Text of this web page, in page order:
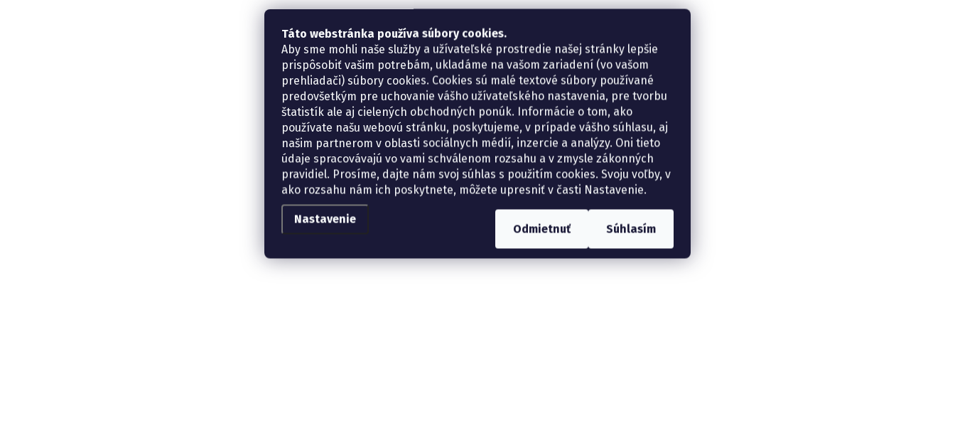
Táto webstránka používa súbory cookies.
Aby sme mohli naše služby a užívateľské prostredie našej stránky lepšie
prispôsobiť vašim potrebám, ukladáme na vašom zariadení (vo vašom
prehliadači) súbory cookies. Cookies sú malé textové súbory používané
predovšetkým pre uchovanie vášho užívateľského nastavenia, pre tvorbu
štatistík ale aj cielených obchodných ponúk. Informácie o tom, ako
používate našu webovú stránku, poskytujeme, v prípade vášho súhlasu, aj
našim partnerom v oblasti sociálnych médií, inzercie a analýzy. Oni tieto
údaje spracovávajú vo vami schválenom rozsahu a v zmysle zákonných
pravidiel. Prosíme, dajte nám svoj súhlas s použitím cookies. Svoju voľby, v
ako rozsahu nám ich poskytnete, môžete upresniť v časti Nastavenie.
Nastavenie
Odmietnuť Súhlasím